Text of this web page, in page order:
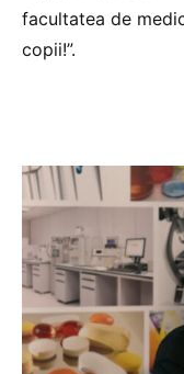
facultatea de
copii!”.